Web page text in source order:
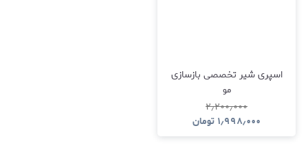
اسپری شیر تخصصی بازسازی
مو
۲٫۲۰۰٫۰۰۰
۱٫۹۹۸٫۰۰۰ تومان